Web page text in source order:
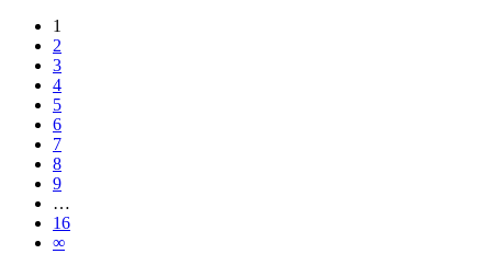
1
2
3
4
5
6
7
8
9
…
16
∞